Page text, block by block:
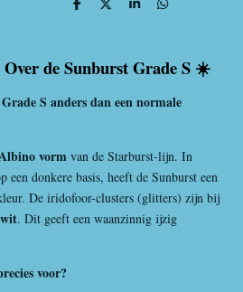
D
D
S
e
D
n
Over de Sunburst Grade S ☀️
S anders dan een normale
vorm van de Starburst-lijn. In
een donkere basis, heeft de Sunburst een
De iridofoor-clusters (glitters) zijn bij
. Dit geeft een waanzinnig ijzig
voor?